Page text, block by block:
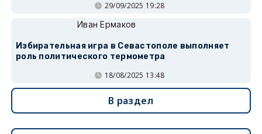
29/09/2025 19:28
Иван Ермаков
Избирательная игра в Севастополе выполняет
роль политического термометра
18/08/2025 13:48
В раздел